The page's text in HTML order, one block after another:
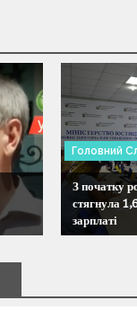
Головний
З початку
стягнула
зарплаті